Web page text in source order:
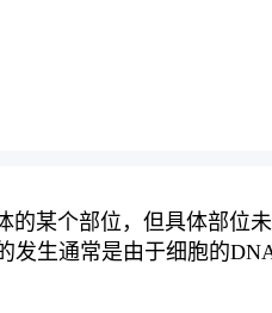
的某个部位，但具体部
生通常是由于细胞的